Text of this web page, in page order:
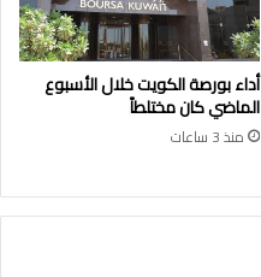
أداء بورصة الكويت خلال الأسبوع
الماضي كان مختلطاً
منذ 3 ساعات